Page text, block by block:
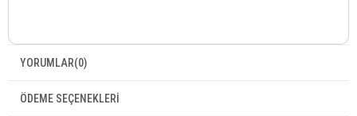
YORUMLAR(0)
ÖDEME SEÇENEKLERI